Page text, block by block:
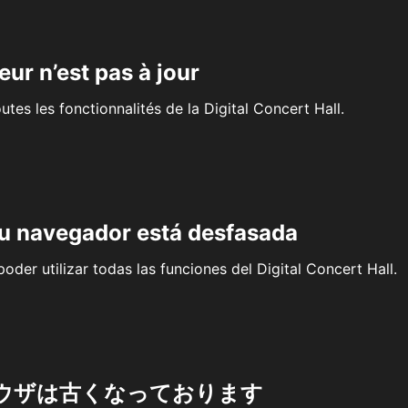
n’est pas à jour
les fonctionnalités de la Digital Concert Hall.
navegador está desfasada
utilizar todas las funciones del Digital Concert Hall.
ザは古くなっております